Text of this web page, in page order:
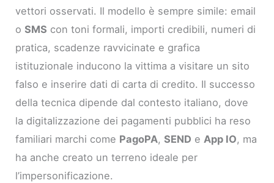
vettori osservati. Il modello è sempre simile: email
oSMS con toni formali, importi credibili, numeri di
pratica, scadenze ravvicinate e grafica
istituzionale inducono la vittima a visitare un sito
falso e inserire dati di carta di credito. Il successo
della tecnica dipende dal contesto italiano, dove
la digitalizzazione dei pagamenti pubblici ha reso
familiari marchi come PagoPA,SEND eApp IO, ma
ha anche creato un terreno ideale per
l’impersonificazione.